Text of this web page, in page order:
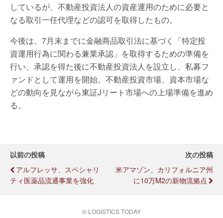
しているが、不動産投資法人の資産運用のために必要と
なる取引一任代理などの認可を取得したもの。
今後は、7月末までに金融商品取引法に基づく「特定投
資運用行為に関わる兼業承認」を取得するための準備を
行い、承認を得た後に不動産投資法人を設立し、私募フ
ァンドとして運用を開始。不動産投資市場、資本市場な
どの動向を見ながら東証Jリート市場への上場準備を進め
る。
以前の投稿
アルフレッサ、スペシャリ
ティ医薬品流通事業を強化
次の投稿
米アマゾン、カリフォルニア州
に10万m2の新物流拠点
© LOGISTICS TODAY